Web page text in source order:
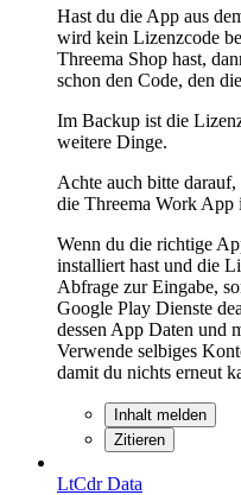
Hast du die App aus
wird kein Lizenzcode
Threema Shop hast,
schon den Code, den
Im Backup ist die
weitere Dinge.
Achte auch bitte
die Threema Work App
Wenn du die richtige
installiert hast und die
Abfrage zur Eingabe,
Google Play Dienste
dessen App Daten und
Verwende selbiges
damit du nichts erneut
Inhalt melden
Zitieren
LtCdr Data